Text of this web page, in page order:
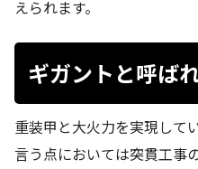
えられます。
ギガントと呼ば
重装甲と大火力を実現して
言う点においては突貫工事